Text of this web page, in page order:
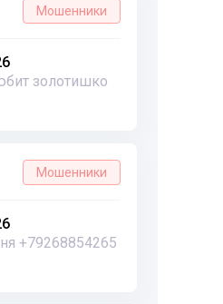
Мошенники
золотишко
Мошенники
+79268854265